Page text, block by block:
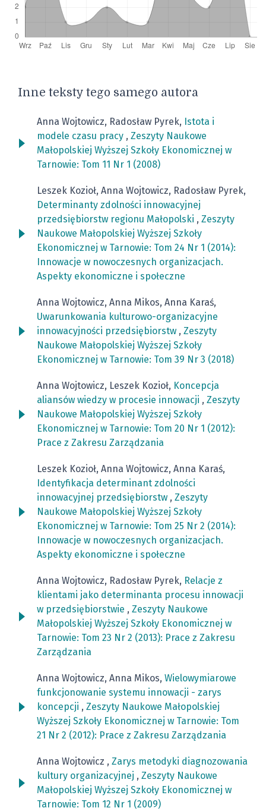
Inne teksty tego samego autora
Anna Wojtowicz, Radosław Pyrek, Istota i
modele czasu pracy , Zeszyty Naukowe
Małopolskiej Wyższej Szkoły Ekonomicznej w
Tarnowie: Tom 11 Nr 1 (2008)
Leszek Kozioł, Anna Wojtowicz, Radosław Pyrek,
Determinanty zdolności innowacyjnej
przedsiębiorstw regionu Małopolski , Zeszyty
Naukowe Małopolskiej Wyższej Szkoły
Ekonomicznej w Tarnowie: Tom 24 Nr 1 (2014):
Innowacje w nowoczesnych organizacjach.
Aspekty ekonomiczne i społeczne
Anna Wojtowicz, Anna Mikos, Anna Karaś,
Uwarunkowania kulturowo-organizacyjne
innowacyjności przedsiębiorstw , Zeszyty
Naukowe Małopolskiej Wyższej Szkoły
Ekonomicznej w Tarnowie: Tom 39 Nr 3 (2018)
Anna Wojtowicz, Leszek Kozioł, Koncepcja
aliansów wiedzy w procesie innowacji , Zeszyty
Naukowe Małopolskiej Wyższej Szkoły
Ekonomicznej w Tarnowie: Tom 20 Nr 1 (2012):
Prace z Zakresu Zarządzania
Leszek Kozioł, Anna Wojtowicz, Anna Karaś,
Identyfikacja determinant zdolności
innowacyjnej przedsiębiorstw , Zeszyty
Naukowe Małopolskiej Wyższej Szkoły
Ekonomicznej w Tarnowie: Tom 25 Nr 2 (2014):
Innowacje w nowoczesnych organizacjach.
Aspekty ekonomiczne i społeczne
Anna Wojtowicz, Radosław Pyrek, Relacje z
klientami jako determinanta procesu innowacji
w przedsiębiorstwie , Zeszyty Naukowe
Małopolskiej Wyższej Szkoły Ekonomicznej w
Tarnowie: Tom 23 Nr 2 (2013): Prace z Zakresu
Zarządzania
Anna Wojtowicz, Anna Mikos, Wielowymiarowe
funkcjonowanie systemu innowacji - zarys
koncepcji , Zeszyty Naukowe Małopolskiej
Wyższej Szkoły Ekonomicznej w Tarnowie: Tom
21 Nr 2 (2012): Prace z Zakresu Zarządzania
Anna Wojtowicz , Zarys metodyki diagnozowania
kultury organizacyjnej , Zeszyty Naukowe
Małopolskiej Wyższej Szkoły Ekonomicznej w
Tarnowie: Tom 12 Nr 1 (2009)